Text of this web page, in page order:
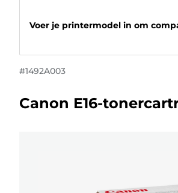
Voer je printermodel in om
#1492A003
Canon E16-